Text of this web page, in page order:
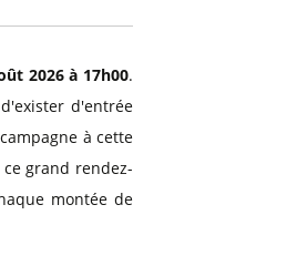
2026 à 17h00.
d'entrée
à cette
grand rendez-
montée de